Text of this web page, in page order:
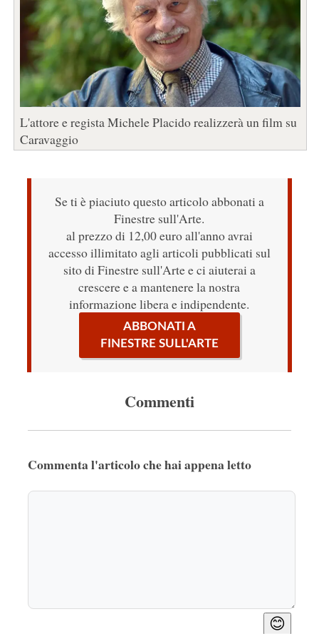
L'attore e regista Michele Placido realizzerà un film su
Caravaggio
Se ti è piaciuto questo articolo abbonati a
Finestre sull'Arte.
al prezzo di 12,00 euro all'anno avrai
accesso illimitato agli articoli pubblicati sul
sito di Finestre sull'Arte e ci aiuterai a
crescere e a mantenere la nostra
informazione libera e indipendente.
ABBONATI A
FINESTRE SULL'ARTE
Commenti
Commenta l'articolo che hai appena letto
😊